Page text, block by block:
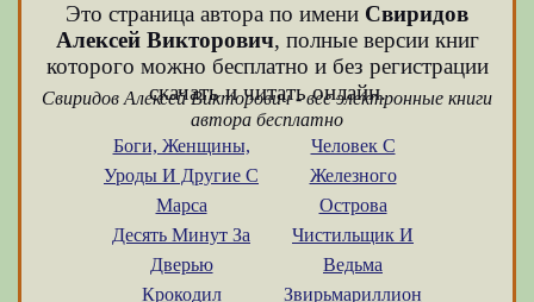
Это страница автора по имени Свиридов
Алексей Викторович, полные версии книг
которого можно бесплатно и без регистрации
скачать и читать онлайн.
Свиридов Алексей Викторович - все электронные книги
автора бесплатно
Боги, Женщины,
Уроды И Другие С
Марса
Десять Минут За
Дверью
Крокодил
Человек С
Железного
Острова
Чистильщик И
Ведьма
Звирьмариллион